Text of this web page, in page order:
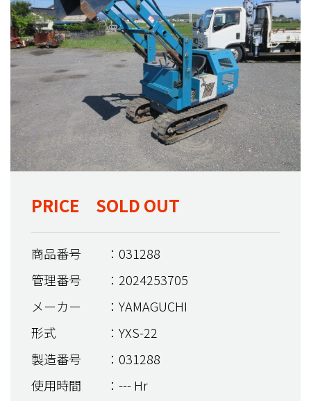
PRICE SOLD OUT
商品番号
：031288
管理番号
：2024253705
メーカー
：YAMAGUCHI
形式
：YXS-22
製造番号
：031288
使用時間
：--- Hr